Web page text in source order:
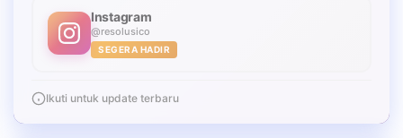
Instagram
@resolusico
SEGERA HADIR
Ikuti untuk update terbaru